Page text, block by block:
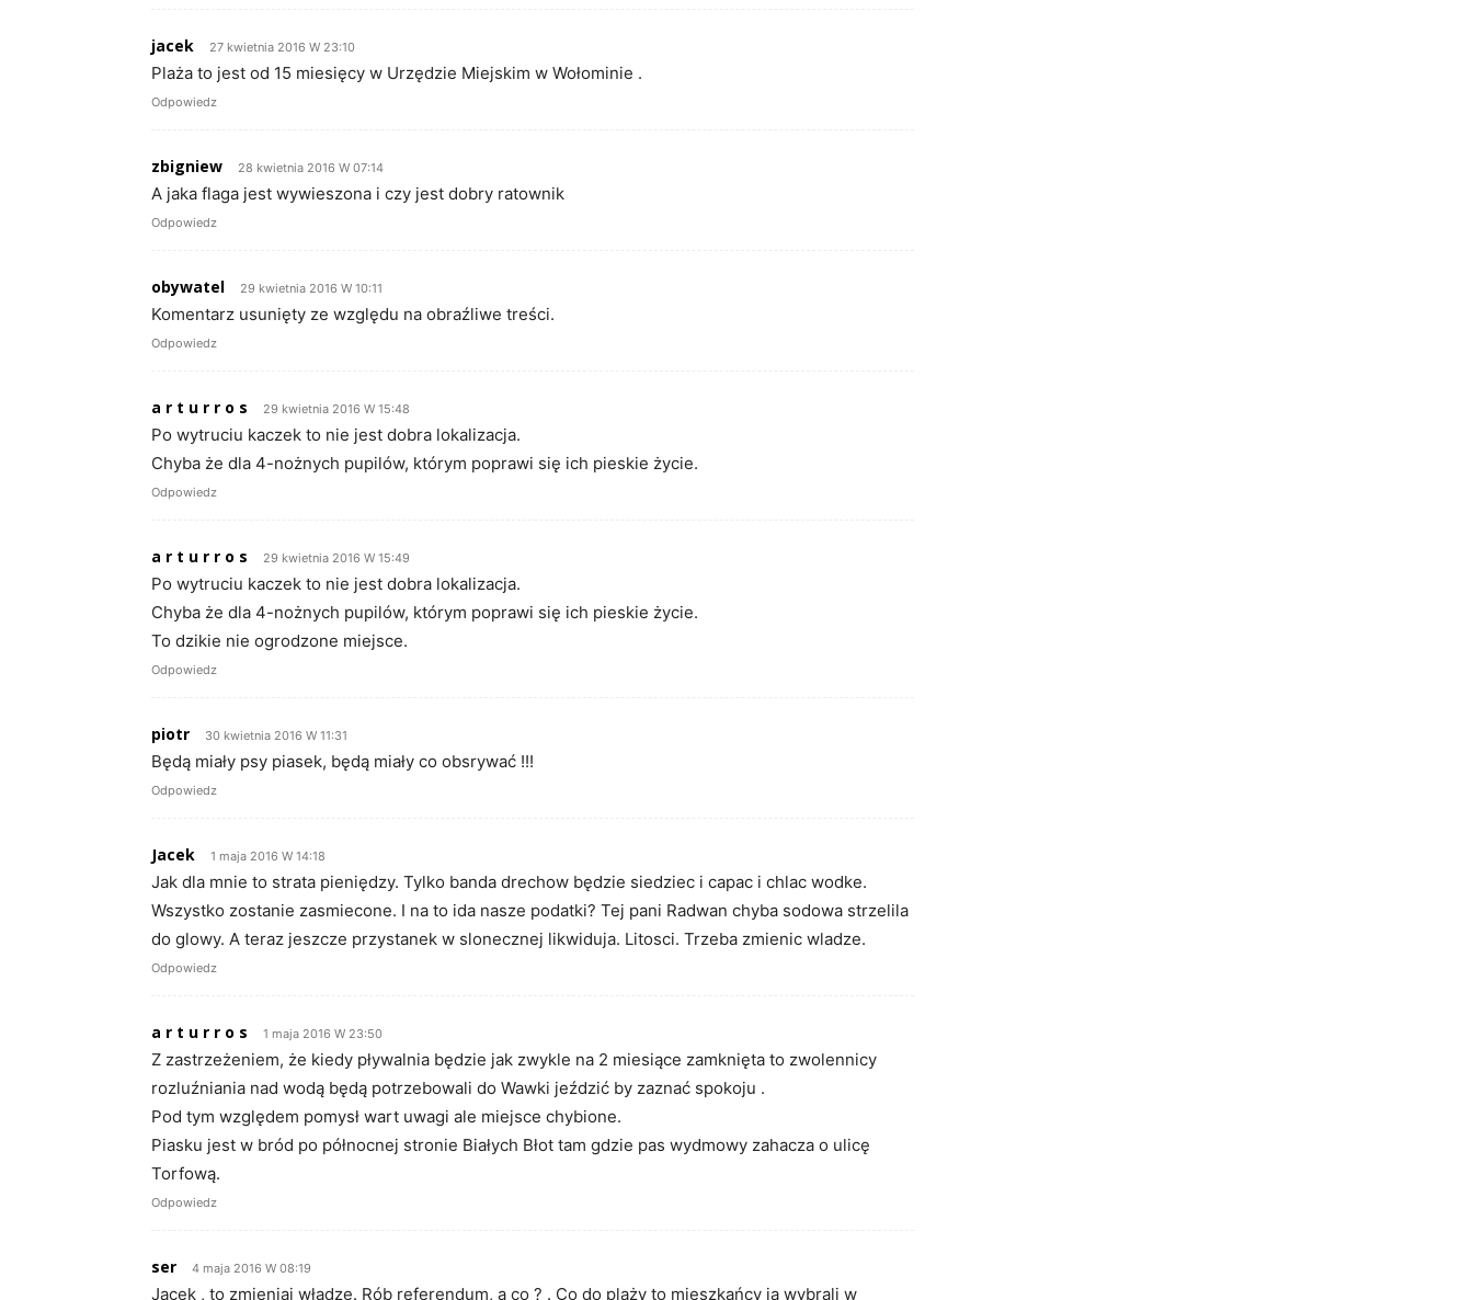
jacek 27 kwietnia 2016 W 23:10
Plaża to jest od 15 miesięcy w Urzędzie Miejskim w Wołominie .
Odpowiedz
zbigniew 28 kwietnia 2016 W 07:14
A jaka flaga jest wywieszona i czy jest dobry ratownik
Odpowiedz
obywatel 29 kwietnia 2016 W 10:11
Komentarz usunięty ze względu na obraźliwe treści.
Odpowiedz
a r t u r r o s 29 kwietnia 2016 W 15:48
Po wytruciu kaczek to nie jest dobra lokalizacja.
Chyba że dla 4-nożnych pupilów, którym poprawi się ich pieskie życie.
Odpowiedz
a r t u r r o s 29 kwietnia 2016 W 15:49
Po wytruciu kaczek to nie jest dobra lokalizacja.
Chyba że dla 4-nożnych pupilów, którym poprawi się ich pieskie życie.
To dzikie nie ogrodzone miejsce.
Odpowiedz
piotr 30 kwietnia 2016 W 11:31
Będą miały psy piasek, będą miały co obsrywać !!!
Odpowiedz
Jacek 1 maja 2016 W 14:18
Jak dla mnie to strata pieniędzy. Tylko banda drechow będzie siedziec i capac i chlac wodke.
Wszystko zostanie zasmiecone. I na to ida nasze podatki? Tej pani Radwan chyba sodowa strzelila
do glowy. A teraz jeszcze przystanek w slonecznej likwiduja. Litosci. Trzeba zmienic wladze.
Odpowiedz
a r t u r r o s 1 maja 2016 W 23:50
Z zastrzeżeniem, że kiedy pływalnia będzie jak zwykle na 2 miesiące zamknięta to zwolennicy
rozluźniania nad wodą będą potrzebowali do Wawki jeździć by zaznać spokoju .
Pod tym względem pomysł wart uwagi ale miejsce chybione.
Piasku jest w bród po północnej stronie Białych Błot tam gdzie pas wydmowy zahacza o ulicę
Torfową.
Odpowiedz
ser 4 maja 2016 W 08:19
Jacek , to zmieniaj władzę. Rób referendum, a co ? . Co do plaży to mieszkańcy ja wybrali w